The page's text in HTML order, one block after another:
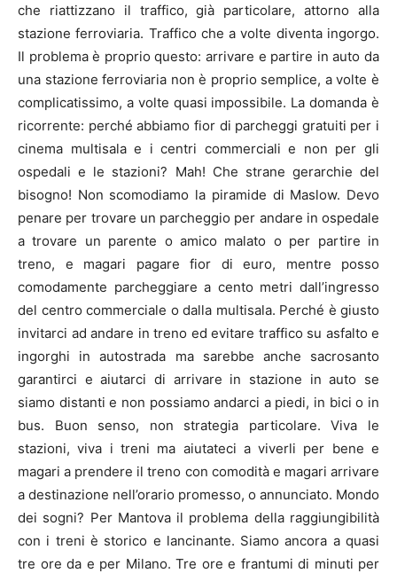
che riattizzano il traffico, già particolare, attorno alla
stazione ferroviaria. Traffico che a volte diventa ingorgo.
Il problema è proprio questo: arrivare e partire in auto da
una stazione ferroviaria non è proprio semplice, a volte è
complicatissimo, a volte quasi impossibile. La domanda è
ricorrente: perché abbiamo fior di parcheggi gratuiti per i
cinema multisala e i centri commerciali e non per gli
ospedali e le stazioni? Mah! Che strane gerarchie del
bisogno! Non scomodiamo la piramide di Maslow. Devo
penare per trovare un parcheggio per andare in ospedale
a trovare un parente o amico malato o per partire in
treno, e magari pagare fior di euro, mentre posso
comodamente parcheggiare a cento metri dall’ingresso
del centro commerciale o dalla multisala. Perché è giusto
invitarci ad andare in treno ed evitare traffico su asfalto e
ingorghi in autostrada ma sarebbe anche sacrosanto
garantirci e aiutarci di arrivare in stazione in auto se
siamo distanti e non possiamo andarci a piedi, in bici o in
bus. Buon senso, non strategia particolare. Viva le
stazioni, viva i treni ma aiutateci a viverli per bene e
magari a prendere il treno con comodità e magari arrivare
a destinazione nell’orario promesso, o annunciato. Mondo
dei sogni? Per Mantova il problema della raggiungibilità
con i treni è storico e lancinante. Siamo ancora a quasi
tre ore da e per Milano. Tre ore e frantumi di minuti per